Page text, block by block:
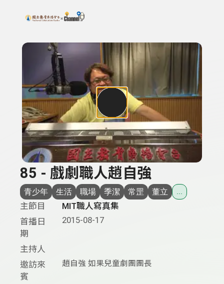
上方功能區塊
搜尋關鍵字：可輸入節目名稱、主持人或關鍵字
85 - 戲劇職人趙自強
青少年 生活 職場 季潔 常罡 董立 ...
主節目
MIT職人寫真集
首播日
期
2015-08-17
主持人
邀訪來
賓
趙自強 如果兒童劇團團長